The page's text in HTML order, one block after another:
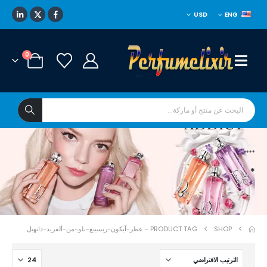
ENG
USD
0
****
*
SHOP
PRODUCT TAG - عطر-آيكون-ريسينغ-بلو-من-ألفريد-دانهيل